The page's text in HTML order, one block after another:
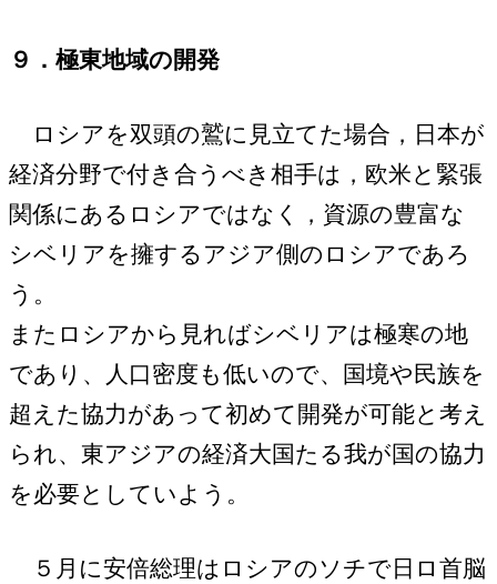
９．極東地域の開発
ロシアを双頭の鷲に見立てた場合，日本が
経済分野で付き合うべき相手は，欧米と緊張
関係にあるロシアではなく，資源の豊富な
シベリアを擁するアジア側のロシアであろ
う。
またロシアから見ればシベリアは極寒の地
であり、人口密度も低いので、国境や民族を
超えた協力があって初めて開発が可能と考え
られ、東アジアの経済大国たる我が国の協力
を必要としていよう。
５月に安倍総理はロシアのソチで日ロ首脳